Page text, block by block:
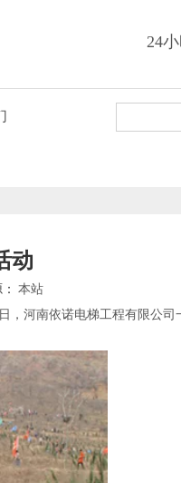
24
动
本站
，河南依诺电梯工程有限公